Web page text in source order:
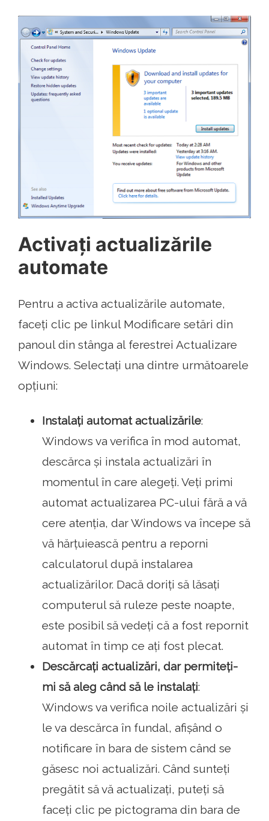
Activați actualizările
automate
Pentru a activa actualizările automate,
faceți clic pe linkul Modificare setări din
panoul din stânga al ferestrei Actualizare
Windows. Selectați una dintre următoarele
opțiuni:
Instalați automat actualizările:
Windows va verifica în mod automat,
descărca și instala actualizări în
momentul în care alegeți. Veți primi
automat actualizarea PC-ului fără a vă
cere atenția, dar Windows va începe să
vă hărțuiească pentru a reporni
calculatorul după instalarea
actualizărilor. Dacă doriți să lăsați
computerul să ruleze peste noapte,
este posibil să vedeți că a fost repornit
automat în timp ce ați fost plecat.
Descărcați actualizări, dar permiteți-
mi să aleg când să le instalați:
Windows va verifica noile actualizări și
le va descărca în fundal, afișând o
notificare în bara de sistem când se
găsesc noi actualizări. Când sunteți
pregătit să vă actualizați, puteți să
faceți clic pe pictograma din bara de